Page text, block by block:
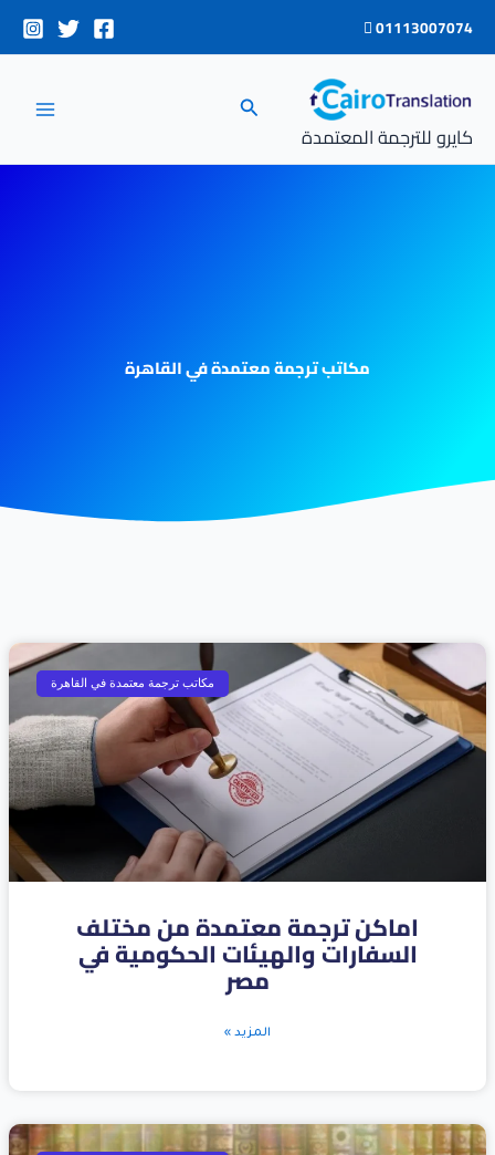
01113007074
كايرو للترجمة المعتمدة
البحث
مكاتب ترجمة معتمدة في القاهرة
مكاتب ترجمة معتمدة في القاهرة
اماكن ترجمة معتمدة من مختلف
السفارات والهيئات الحكومية في
مصر
المزيد »